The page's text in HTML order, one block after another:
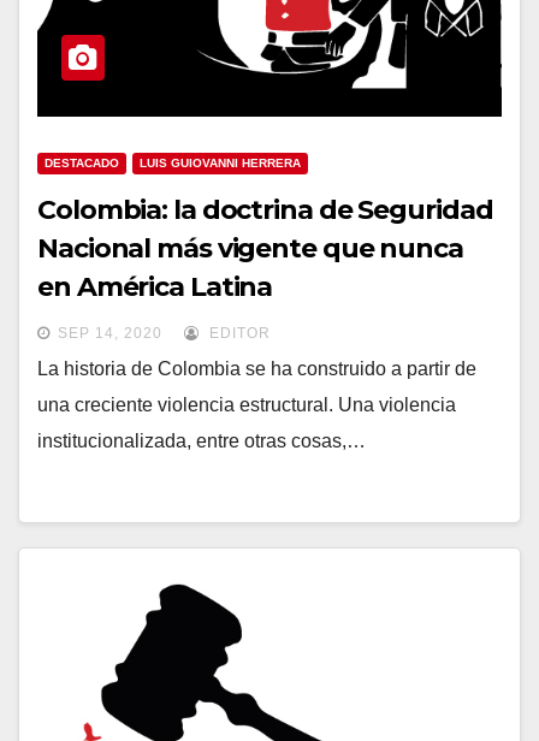
DESTACADO LUIS GUIOVANNI HERRERA
Colombia: la doctrina de Seguridad
Nacional más vigente que nunca
en América Latina
SEP 14, 2020 EDITOR
La historia de Colombia se ha construido a partir de
una creciente violencia estructural. Una violencia
institucionalizada, entre otras cosas,…